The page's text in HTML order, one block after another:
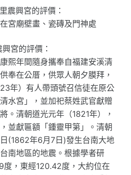
震興宮的評價：
宮廟壁畫、瓷磚及門神處
宮的評價：
熙年間隨身攜奉自福建安溪清
奉在公厝，供眾人朝夕膜拜，
年）有人帶頭號召信徒在原公
水宮」，並加祀蔡姓武官獻贈
。清朝道光元年（1821年），
並獻匾額「鍾靈甲第」。清朝
(1862年6月7日)發生台南大地
南地區的地震。根據學者研
度，東經120.42度，大約位在